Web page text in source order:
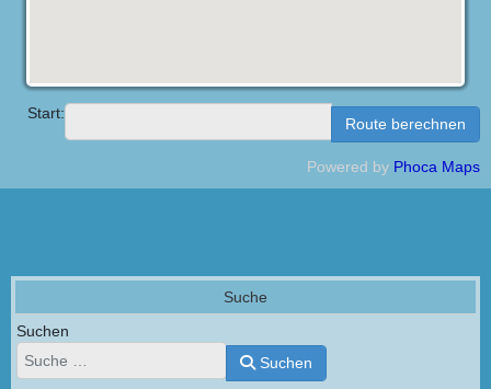
Start:
Powered by Phoca Maps
Suche
Suchen
Suchen